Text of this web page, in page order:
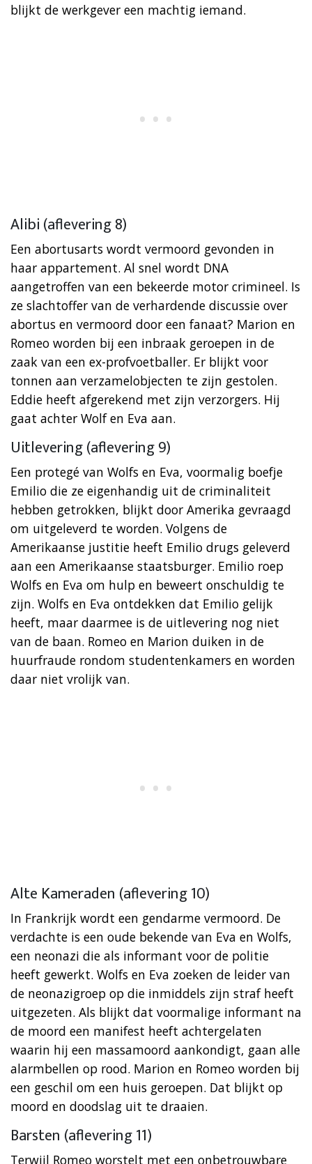
blijkt de werkgever een machtig iemand.
Alibi (aflevering 8)
Een abortusarts wordt vermoord gevonden in
haar appartement. Al snel wordt DNA
aangetroffen van een bekeerde motor crimineel. Is
ze slachtoffer van de verhardende discussie over
abortus en vermoord door een fanaat? Marion en
Romeo worden bij een inbraak geroepen in de
zaak van een ex-profvoetballer. Er blijkt voor
tonnen aan verzamelobjecten te zijn gestolen.
Eddie heeft afgerekend met zijn verzorgers. Hij
gaat achter Wolf en Eva aan.
Uitlevering (aflevering 9)
Een protegé van Wolfs en Eva, voormalig boefje
Emilio die ze eigenhandig uit de criminaliteit
hebben getrokken, blijkt door Amerika gevraagd
om uitgeleverd te worden. Volgens de
Amerikaanse justitie heeft Emilio drugs geleverd
aan een Amerikaanse staatsburger. Emilio roep
Wolfs en Eva om hulp en beweert onschuldig te
zijn. Wolfs en Eva ontdekken dat Emilio gelijk
heeft, maar daarmee is de uitlevering nog niet
van de baan. Romeo en Marion duiken in de
huurfraude rondom studentenkamers en worden
daar niet vrolijk van.
Alte Kameraden (aflevering 10)
In Frankrijk wordt een gendarme vermoord. De
verdachte is een oude bekende van Eva en Wolfs,
een neonazi die als informant voor de politie
heeft gewerkt. Wolfs en Eva zoeken de leider van
de neonazigroep op die inmiddels zijn straf heeft
uitgezeten. Als blijkt dat voormalige informant na
de moord een manifest heeft achtergelaten
waarin hij een massamoord aankondigt, gaan alle
alarmbellen op rood. Marion en Romeo worden bij
een geschil om een huis geroepen. Dat blijkt op
moord en doodslag uit te draaien.
Barsten (aflevering 11)
Terwijl Romeo worstelt met een onbetrouwbare